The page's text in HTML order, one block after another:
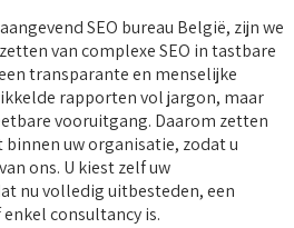
SEO bureau België, zijn we
van complexe SEO in tastbare
transparante en menselijke
rapporten vol jargon, maar
vooruitgang. Daarom zetten
uw organisatie, zodat u
ons. U kiest zelf uw
nu volledig uitbesteden, een
consultancy is.